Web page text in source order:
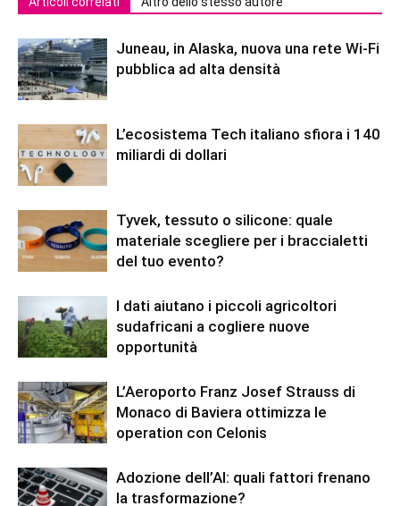
Juneau, in Alaska, nuova una rete Wi-Fi
pubblica ad alta densità
L’ecosistema Tech italiano sfiora i 140
miliardi di dollari
Tyvek, tessuto o silicone: quale
materiale scegliere per i braccialetti
del tuo evento?
I dati aiutano i piccoli agricoltori
sudafricani a cogliere nuove
opportunità
L’Aeroporto Franz Josef Strauss di
Monaco di Baviera ottimizza le
operation con Celonis
Adozione dell’AI: quali fattori frenano
la trasformazione?